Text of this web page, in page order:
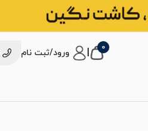
0 ورود/ثبت نام